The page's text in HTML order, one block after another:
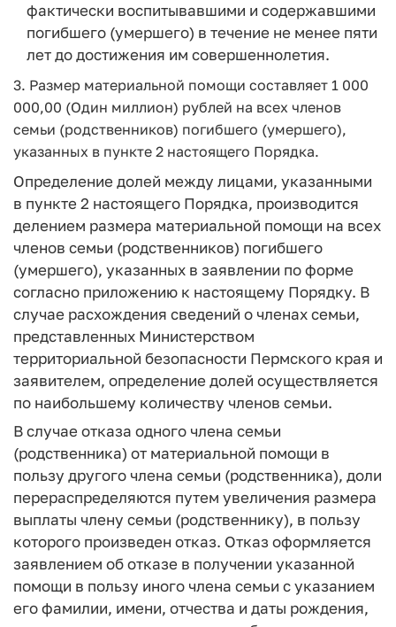
фактически воспитывавшими и содержавшими
погибшего (умершего) в течение не менее пяти
лет до достижения им совершеннолетия.
3. Размер материальной помощи составляет 1 000
000,00 (Один миллион) рублей на всех членов
семьи (родственников) погибшего (умершего),
указанных в пункте 2 настоящего Порядка.
Определение долей между лицами, указанными
в пункте 2 настоящего Порядка, производится
делением размера материальной помощи на всех
членов семьи (родственников) погибшего
(умершего), указанных в заявлении по форме
согласно приложению к настоящему Порядку. В
случае расхождения сведений о членах семьи,
представленных Министерством
территориальной безопасности Пермского края и
заявителем, определение долей осуществляется
по наибольшему количеству членов семьи.
В случае отказа одного члена семьи
(родственника) от материальной помощи в
пользу другого члена семьи (родственника), доли
перераспределяются путем увеличения размера
выплаты члену семьи (родственнику), в пользу
которого произведен отказ. Отказ оформляется
заявлением об отказе в получении указанной
помощи в пользу иного члена семьи с указанием
его фамилии, имени, отчества и даты рождения,